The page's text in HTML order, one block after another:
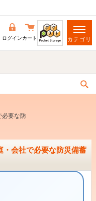
ログインカート カテゴリ
要な防災備蓄対策
・会社で必要な防災備蓄